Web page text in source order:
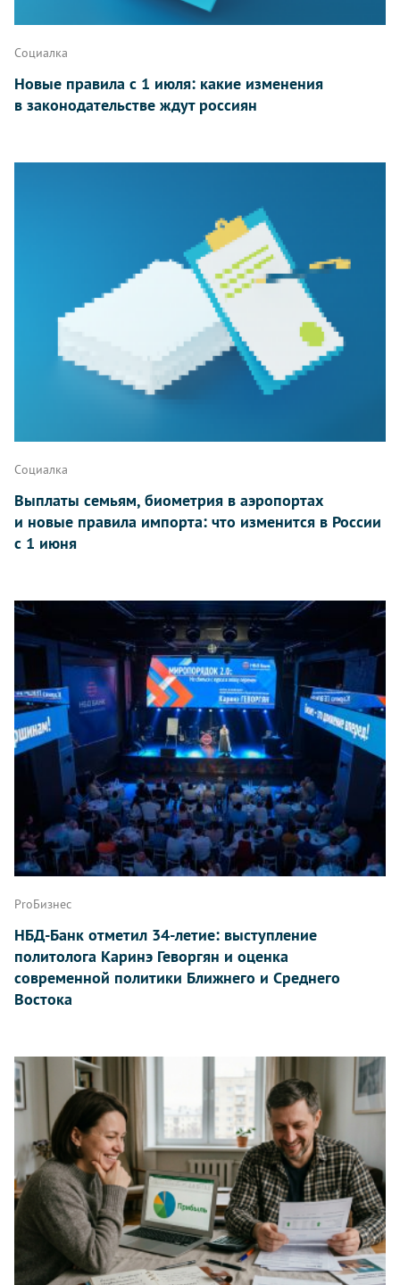
Социалка
Новые правила с 1 июля: какие изменения
в законодательстве ждут россиян
Социалка
Выплаты семьям, биометрия в аэропортах
и новые правила импорта: что изменится в России
с 1 июня
ProБизнес
НБД-Банк отметил 34-летие: выступление
политолога Каринэ Геворгян и оценка
современной политики Ближнего и Среднего
Востока